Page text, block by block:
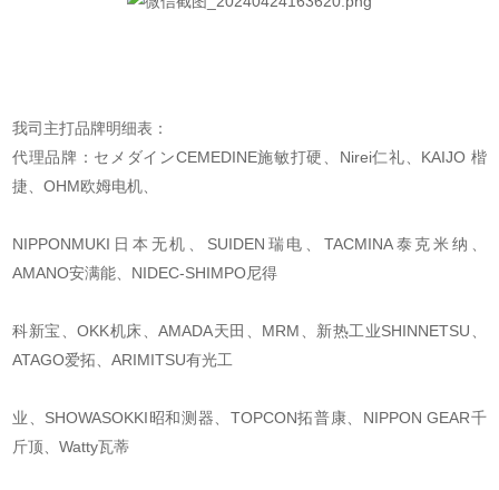
我司主打品牌明细表：
代理品牌：セメダインCEMEDINE施敏打硬、Nirei仁礼、KAIJO 楷
捷、OHM欧姆电机、
NIPPONMUKI日本无机、SUIDEN瑞电、TACMINA泰克米纳、
AMANO安满能、NIDEC-SHIMPO尼得
科新宝、OKK机床、AMADA天田、MRM、新热工业SHINNETSU、
ATAGO爱拓、ARIMITSU有光工
业、SHOWASOKKI昭和测器、TOPCON拓普康、NIPPON GEAR千
斤顶、Watty瓦蒂